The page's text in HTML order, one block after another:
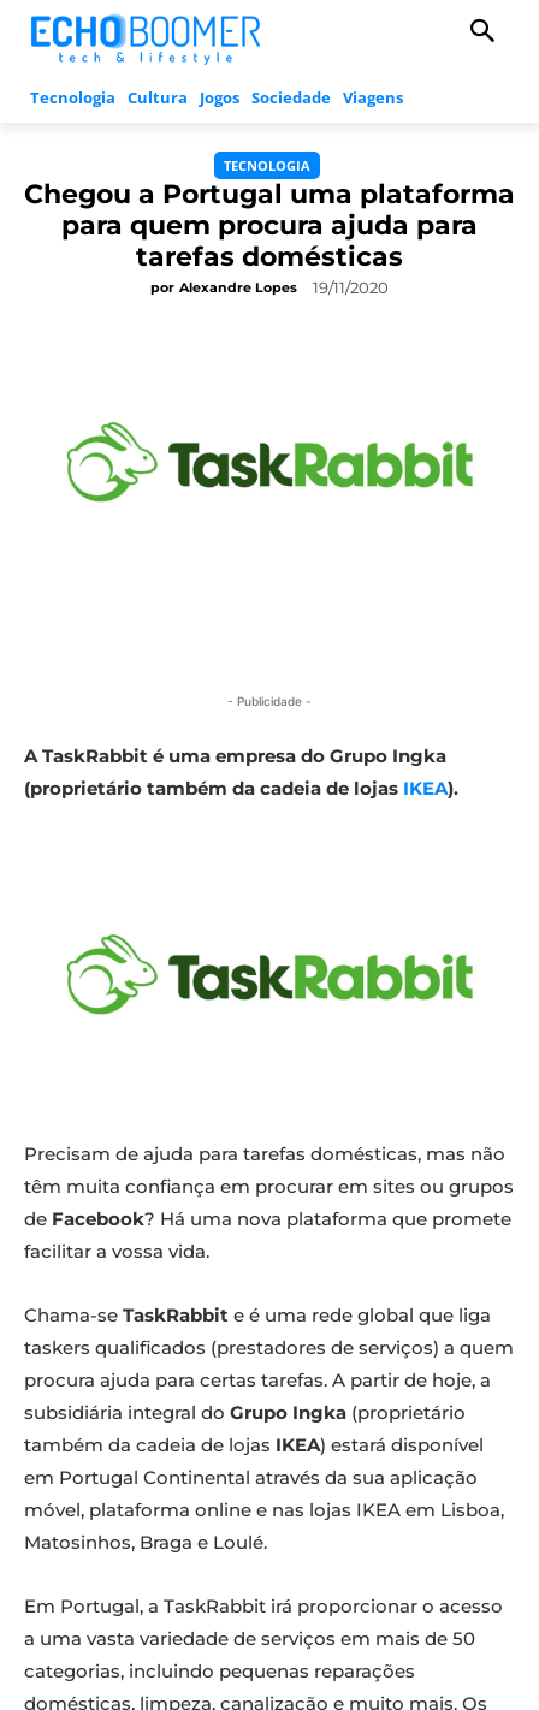
Tecnologia Cultura Jogos Sociedade Viagens
TECNOLOGIA
Chegou a Portugal uma plataforma
para quem procura ajuda para
tarefas domésticas
por Alexandre Lopes 19/11/2020
- Publicidade -
A TaskRabbit é uma empresa do Grupo Ingka
(proprietário também da cadeia de lojas IKEA).
Precisam de ajuda para tarefas domésticas, mas não
têm muita confiança em procurar em sites ou grupos
de Facebook? Há uma nova plataforma que promete
facilitar a vossa vida.
Chama-se TaskRabbit e é uma rede global que liga
taskers qualificados (prestadores de serviços) a quem
procura ajuda para certas tarefas. A partir de hoje, a
subsidiária integral do Grupo Ingka (proprietário
também da cadeia de lojas IKEA) estará disponível
em Portugal Continental através da sua aplicação
móvel, plataforma online e nas lojas IKEA em Lisboa,
Matosinhos, Braga e Loulé.
Em Portugal, a TaskRabbit irá proporcionar o acesso
a uma vasta variedade de serviços em mais de 50
categorias, incluindo pequenas reparações
domésticas, limpeza, canalização e muito mais. Os